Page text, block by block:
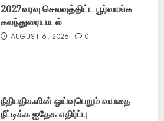
2027வரவு செலவுத்திட்ட பூர்வாங்க
கலந்துரையாடல்
AUGUST 6, 2026 0
நீதிபதிகளின் ஓய்வுபெறும் வயதை
நீட்டிக்க ஐதேக எதிர்ப்பு